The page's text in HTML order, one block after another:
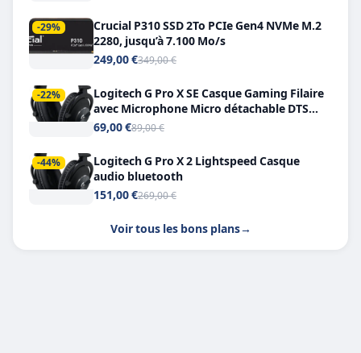
-29%
Crucial P310 SSD 2To PCIe Gen4 NVMe M.2
2280, jusqu’à 7.100 Mo/s
249,00 €349,00 €
-22%
Logitech G Pro X SE Casque Gaming Filaire
avec Microphone Micro détachable DTS
Headphone X 7.1
69,00 €89,00 €
-44%
Logitech G Pro X 2 Lightspeed Casque
audio bluetooth
151,00 €269,00 €
Voir tous les bons plans→